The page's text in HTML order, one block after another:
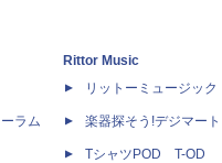
ラム
Rittor Music
リットーミュージック
楽器探そう!デジマート
TシャツPOD T-OD